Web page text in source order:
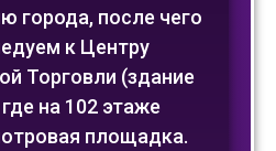
города, после чего
к Центру
Торговли (здание
на 102 этаже
площадка.